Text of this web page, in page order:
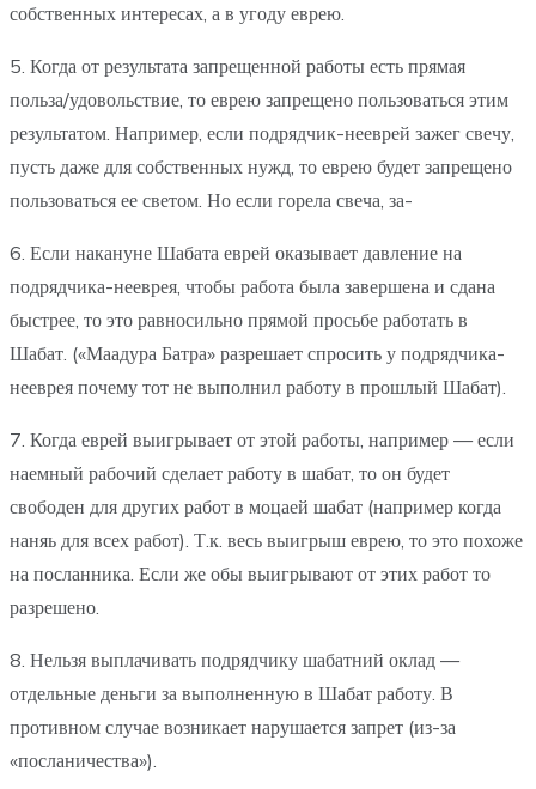
собственных интересах, а в угоду еврею.
5. Когда от результата запрещенной работы есть прямая
польза/удовольствие, то еврею запрещено пользоваться этим
результатом. Например, если подрядчик-нееврей зажег свечу,
пусть даже для собственных нужд, то еврею будет запрещено
пользоваться ее светом. Но если горела свеча, за-
6. Если накануне Шабата еврей оказывает давление на
подрядчика-нееврея, чтобы работа была завершена и сдана
быстрее, то это равносильно прямой просьбе работать в
Шабат. («Маадура Батра» разрешает спросить у подрядчика-
нееврея почему тот не выполнил работу в прошлый Шабат).
7. Когда еврей выигрывает от этой работы, например — если
наемный рабочий сделает работу в шабат, то он будет
свободен для других работ в моцаей шабат (например когда
наняь для всех работ). Т.к. весь выигрыш еврею, то это похоже
на посланника. Если же обы выигрывают от этих работ то
разрешено.
8. Нельзя выплачивать подрядчику шабатний оклад —
отдельные деньги за выполненную в Шабат работу. В
противном случае возникает нарушается запрет (из-за
«посланичества»).